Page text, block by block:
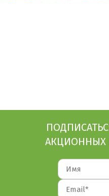
АКЦИОННЫХ